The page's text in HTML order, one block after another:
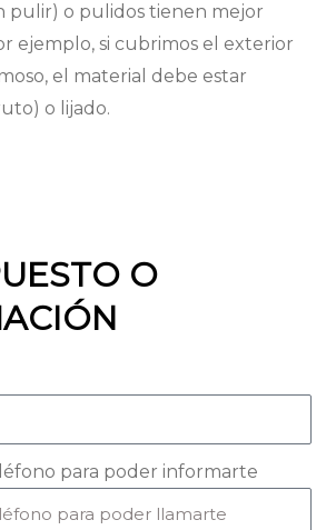
pulir) o pulidos tienen mejor
ejemplo, si cubrimos el exterior
el material debe estar
o lijado.
O
para poder informarte